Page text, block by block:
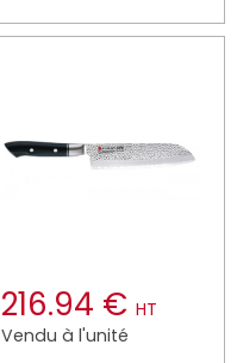
216.94 € HT
Vendu à l'unité